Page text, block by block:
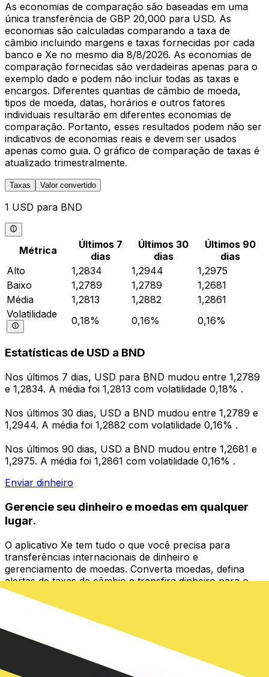
As economias de comparação são baseadas em uma
única transferência de GBP 20,000 para USD. As
economias são calculadas comparando a taxa de
câmbio incluindo margens e taxas fornecidas por cada
banco e Xe no mesmo dia 8/8/2026. As economias de
comparação fornecidas são verdadeiras apenas para o
exemplo dado e podem não incluir todas as taxas e
encargos. Diferentes quantias de câmbio de moeda,
tipos de moeda, datas, horários e outros fatores
individuais resultarão em diferentes economias de
comparação. Portanto, esses resultados podem não ser
indicativos de economias reais e devem ser usados
apenas como guia. O gráfico de comparação de taxas é
atualizado trimestralmente.
Taxas Valor convertido
1 USD para BND
Métrica
Últimos 7
dias
Últimos 30
dias
Últimos 90
dias
Alto
1,2834 1,2944
1,2975
Baixo
1,2789 1,2789
1,2681
Média
1,2813 1,2882
1,2861
Volatilidade
0,18% 0,16% 0,16%
Estatísticas de USD a BND
Nos últimos 7 dias, USD para BND mudou entre 1,2789
e 1,2834. A média foi 1,2813 com volatilidade 0,18% .
Nos últimos 30 dias, USD a BND mudou entre 1,2789 e
1,2944. A média foi 1,2882 com volatilidade 0,16% .
Nos últimos 90 dias, USD a BND mudou entre 1,2681 e
1,2975. A média foi 1,2861 com volatilidade 0,16% .
Enviar dinheiro
Gerencie seu dinheiro e moedas em qualquer
lugar.
O aplicativo Xe tem tudo o que você precisa para
transferências internacionais de dinheiro e
gerenciamento de moedas. Converta moedas, defina
alertas de taxas de câmbio e transfira dinheiro para o
exterior sem taxas ocultas. Baixe hoje mesmo!